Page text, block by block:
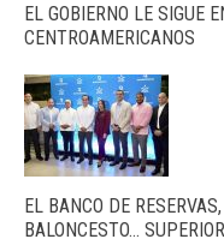
EL GOBIERNO LE SIGUE
CENTROAMERICANOS
EL BANCO DE
BALONCESTO… SUPERIOR